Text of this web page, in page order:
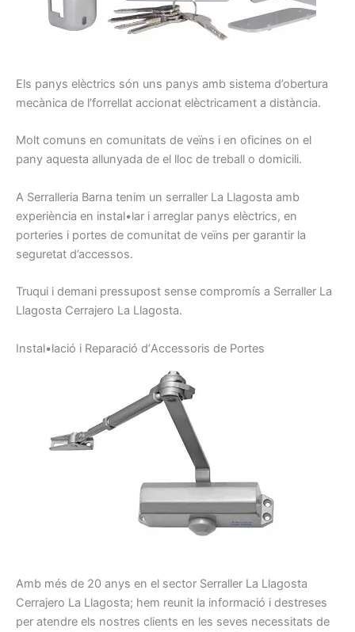
Els panys elèctrics són uns panys amb sistema d’obertura
mecànica de l’forrellat accionat elèctricament a distància.
Molt comuns en comunitats de veïns i en oficines on el
pany aquesta allunyada de el lloc de treball o domicili.
A Serralleria Barna tenim un serraller La Llagosta amb
experiència en instal•lar i arreglar panys elèctrics, en
porteries i portes de comunitat de veïns per garantir la
seguretat d’accessos.
Truqui i demani pressupost sense compromís a Serraller La
Llagosta Cerrajero La Llagosta.
Instal•lació i Reparació d’Accessoris de Portes
Amb més de 20 anys en el sector Serraller La Llagosta
Cerrajero La Llagosta; hem reunit la informació i destreses
per atendre els nostres clients en les seves necessitats de